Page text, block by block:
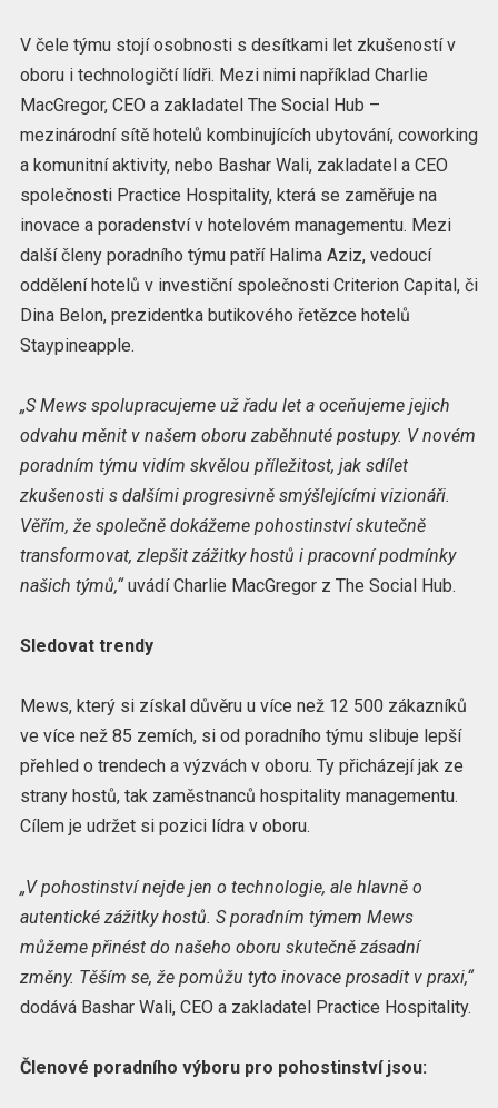
V čele týmu stojí osobnosti s desítkami let zkušeností v
oboru i technologičtí lídři. Mezi nimi například Charlie
MacGregor, CEO a zakladatel The Social Hub –
mezinárodní sítě hotelů kombinujících ubytování, coworking
a komunitní aktivity, nebo Bashar Wali, zakladatel a CEO
společnosti Practice Hospitality, která se zaměřuje na
inovace a poradenství v hotelovém managementu. Mezi
další členy poradního týmu patří Halima Aziz, vedoucí
oddělení hotelů v investiční společnosti Criterion Capital, či
Dina Belon, prezidentka butikového řetězce hotelů
Staypineapple.
„S Mews spolupracujeme už řadu let a oceňujeme jejich
odvahu měnit v našem oboru zaběhnuté postupy. V novém
poradním týmu vidím skvělou příležitost, jak sdílet
zkušenosti s dalšími progresivně smýšlejícími vizionáři.
Věřím, že společně dokážeme pohostinství skutečně
transformovat, zlepšit zážitky hostů i pracovní podmínky
našich týmů,“uvádí Charlie MacGregor z The Social Hub.
Sledovat trendy
Mews, který si získal důvěru u více než 12 500 zákazníků
ve více než 85 zemích, si od poradního týmu slibuje lepší
přehled o trendech a výzvách v oboru. Ty přicházejí jak ze
strany hostů, tak zaměstnanců hospitality managementu.
Cílem je udržet si pozici lídra v oboru.
„V pohostinství nejde jen o technologie, ale hlavně o
autentické zážitky hostů. S poradním týmem Mews
můžeme přinést do našeho oboru skutečně zásadní
změny. Těším se, že pomůžu tyto inovace prosadit v praxi,“
dodává Bashar Wali, CEO a zakladatel Practice Hospitality.
Členové poradního výboru pro pohostinství jsou: